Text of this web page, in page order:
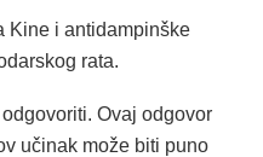
Kine i antidampinške
rata.
Ovaj odgovor
učinak može biti puno